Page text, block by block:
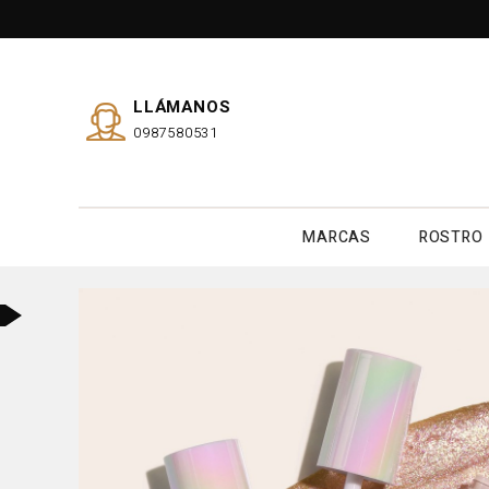
LLÁMANOS
0987580531
MARCAS ROSTRO